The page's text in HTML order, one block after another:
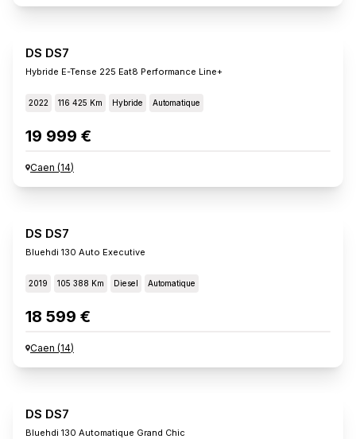
DS DS7
Hybride E-Tense 225 Eat8 Performance Line+
2022 116 425 Km Hybride Automatique
19 999 €
Caen (14)
DS DS7
Bluehdi 130 Auto Executive
2019 105 388 Km Diesel Automatique
18 599 €
Caen (14)
DS DS7
Bluehdi 130 Automatique Grand Chic